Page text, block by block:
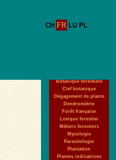
CH FR LU PL
Botanique forestière
Clef botanique
Dégagement de plants
Dendrométrie
Forêt française
Lexique forestier
Métiers forestiers
Mycologie
Parasitologie
Plantation
Plantes indicatrices